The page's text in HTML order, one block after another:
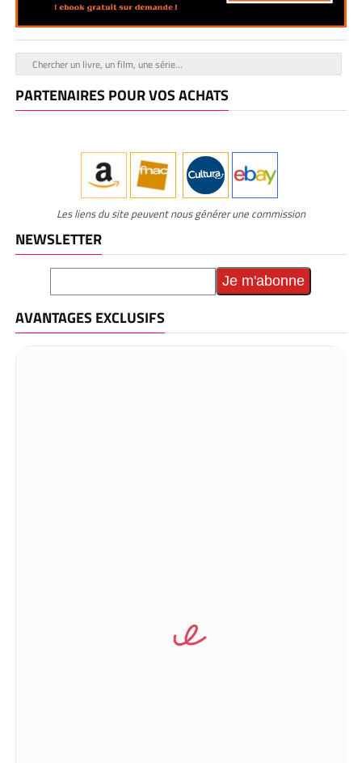
PARTENAIRES POUR VOS ACHATS
Les liens du site peuvent nous générer une commission
NEWSLETTER
AVANTAGES EXCLUSIFS